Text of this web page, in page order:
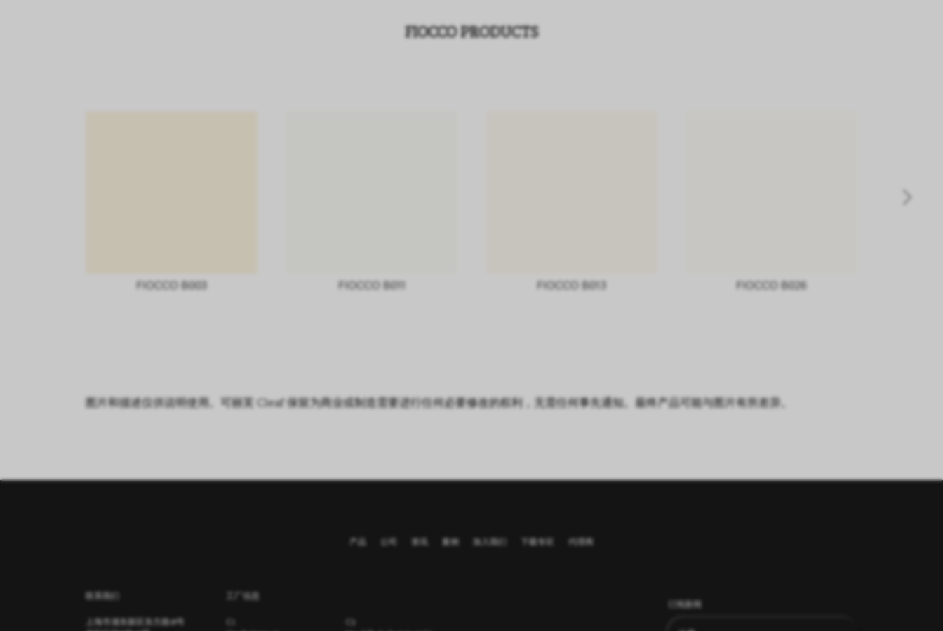
FIOCCO PRODUCTS
FIOCCO B003 FIOCCO B011 FIOCCO B013 FIOCCO B026
图片和描述仅供说明使用。可丽芙 Cleaf 保留为商业或制造需要进行任何必要修改的权利，无需任何事先通知。最终产品可能与图片有所差异。
产品 公司 资讯 案例 加入我们 下载专区 代理商
联系我们
上海市浦东新区东方路18号
订阅新闻